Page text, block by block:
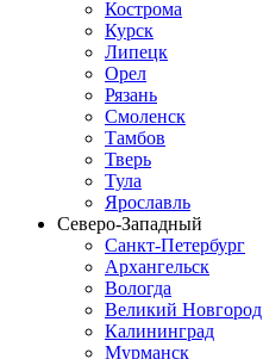
Кострома
Курск
Липецк
Орел
Рязань
Смоленск
Тамбов
Тверь
Тула
Ярославль
Северо-Западный
Санкт-Петербург
Архангельск
Вологда
Великий Новгород
Калининград
Мурманск